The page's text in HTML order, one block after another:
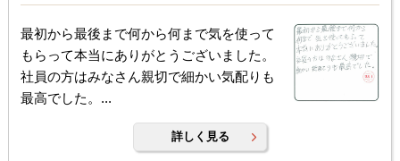
最初から最後まで何から何まで気を使って
もらって本当にありがとうございました。
社員の方はみなさん親切で細かい気配りも
最高でした。...
詳しく見る